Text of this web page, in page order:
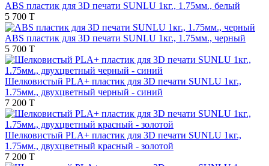
ABS пластик для 3D печати SUNLU 1кг., 1.75мм., белый
5 700 T
ABS пластик для 3D печати SUNLU 1кг., 1.75мм., черный
5 700 T
Шелковистый PLA+ пластик для 3D печати SUNLU 1кг.,
1.75мм., двухцветный черный - синий
7 200 T
Шелковистый PLA+ пластик для 3D печати SUNLU 1кг.,
1.75мм., двухцветный красный - золотой
7 200 T